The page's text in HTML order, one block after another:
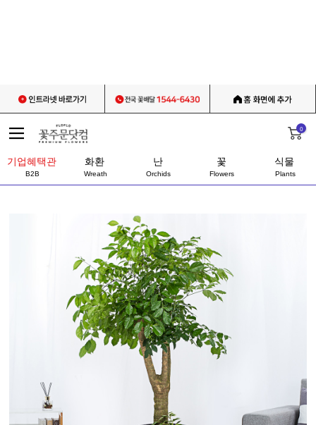
0
기업혜택관
B2B
화환
Wreath
난
Orchids
꽃
Flowers
식물
Plants